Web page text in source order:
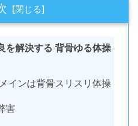
を解決する 背骨ゆる体操
インは背骨スリスリ体操
害